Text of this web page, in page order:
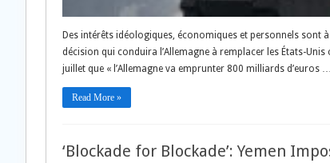
Des intérêts idéologiques, économiques et personnels sont
décision qui conduira l’Allemagne à remplacer les États-
juillet que « l’Allemagne va emprunter 800 milliards d’euros …
Read More »
‘Blockade for Blockade’: Yemen